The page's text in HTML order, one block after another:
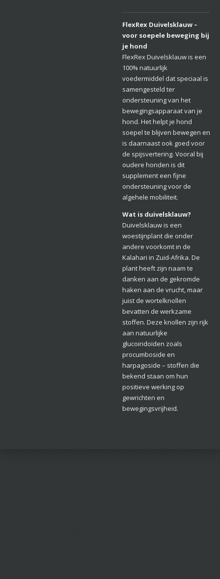
FlexRex Duivelsklauw –
voor soepele beweging bij
je hond
FlexRex Duivelsklauw is een
100% natuurlijk
voedermiddel dat speciaal is
samengesteld ter
ondersteuning van het
bewegingsapparaat van je
hond. Het helpt je hond
soepel te blijven bewegen en
is daarnaast ook goed voor
de spijsvertering. Vooral bij
oudere honden is dit
supplement een fijne
ondersteuning voor de
algehele mobiliteit.
Wat is duivelsklauw?
Duivelsklauw is een
woestijnplant die onder
andere voorkomt in de
Kalahari in Zuid-Afrika. De
plant heeft zijn naam te
danken aan de gekromde
haken aan de vrucht, maar
juist de wortelknollen
bevatten de werkzame
stoffen. Deze knollen zijn rijk
aan natuurlijke
glucoiridoïden zoals
procumboside en
harpagoside – stoffen die
bekend staan om hun
positieve werking op
gewrichten en
bewegingsvrijheid.